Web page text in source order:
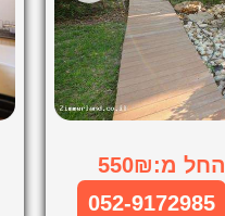
החל מ:550₪
052-9172985